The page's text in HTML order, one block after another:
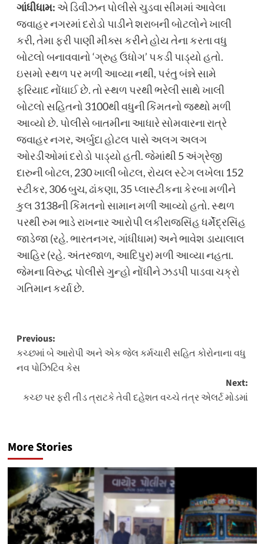
ગાંધીધામ: એ ડિવીઝન પોલીસે ચુડવા સીમમાં આવેલા
જવાહર નગરમાં દરોડો પાડીને શરાબની બોટલોને ખાલી
કરી, તેમા ફરી પાણી મીક્સ કરીને હોય તેના કરતા વધુ
બોટલો બનાવવાનો ‘ગ્રુહ ઉધોગ’ પકડી પાડ્યો હતો.
ઇસમો સ્થળ પર મળી આવ્યા નથી, પરંતુ બંન્ને સામે
ફરિયાદ નોંધાઈ છે. તો સ્થળ પરથી ભરેલી સાથે ખાલી
બોટલો સહિતનો 3100થી વધુની કિંમતનો જથ્થો મળી
આવ્યો છે. પોલીસે બાતમીના આધારે સોમવારના રાત્રે
જવાહર નગર, અર્બુદા હોટલ પાસે અલગ અલગ
ઓરડીઓમાં દરોડો પાડ્યો હતી. જેમાંથી 5 અંગ્રેજી
દારુની બોટલ, 230 ખાલી બોટલ, રોયલ સ્ટેગ લખેલા 152
સ્ટીકર, 306 બુચ, ઢાંકણા, 35 પ્લાસ્ટીકના કેરબા મળીને
કુલ 3138ની કિંમતનો સામાન મળી આવ્યો હતો. સ્થળ
પરથી રુમ ભાડે રાખનાર આરોપી લકીરાજસિંહ ધર્મેંદ્રસિંહ
જાડેજા (રહે. ભારતનગર, ગાંધીધામ) અને ભાવેશ ડાયાલાલ
આહિર (રહે. અંતરજાળ, આદિપુર) મળી આવ્યા નહતા.
જેમના વિરુદ્ધ પોલીસે ગુન્હો નોંધીને ઝડપી પાડવા ચક્રો
ગતિમાન કર્યા છે.
Post
navigation
Previous:
કચ્છમાં બે આરોપી અને એક જેલ કર્મચારી સહિત કોરોનાના વધુ
નવ પોઝિટિવ કેસ
Next:
કચ્છ પર ફરી તીડ ત્રાટકે તેવી દહેશત વચ્ચે તંત્ર એલર્ટ મોડમાં
More Stories